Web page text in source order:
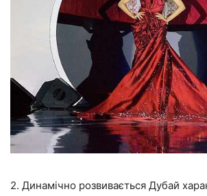
2. Динамічно розвивається Дубай